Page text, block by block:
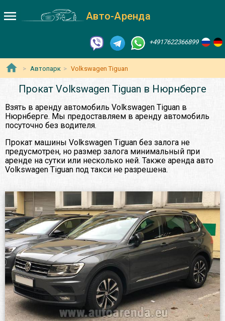
Авто-Аренда
+4917622366899
Автопарк Volkswagen Tiguan
Прокат Volkswagen Tiguan в Нюрнберге
Взять в аренду автомобиль Volkswagen Tiguan в
Нюрнберге. Мы предоставляем в аренду автомобиль
посуточно без водителя.
Прокат машины Volkswagen Tiguan без залога не
предусмотрен, но размер залога минимальный при
аренде на сутки или несколько ней. Также аренда авто
Volkswagen Tiguan под такси не разрешена.